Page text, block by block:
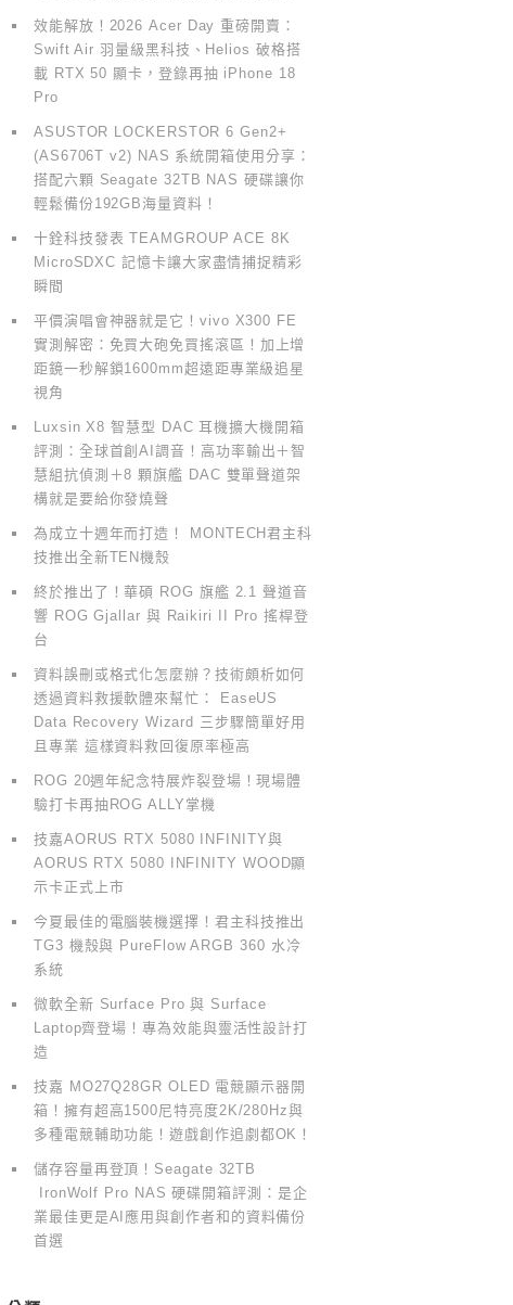
效能解放！2026 Acer Day 重磅開賣：
Swift Air 羽量級黑科技、Helios 破格搭
載 RTX 50 顯卡，登錄再抽 iPhone 18
Pro
ASUSTOR LOCKERSTOR 6 Gen2+
(AS6706T v2) NAS 系統開箱使用分享：
搭配六顆 Seagate 32TB NAS 硬碟讓你
輕鬆備份192GB海量資料！
十銓科技發表 TEAMGROUP ACE 8K
MicroSDXC 記憶卡讓大家盡情捕捉精彩
瞬間
平價演唱會神器就是它！vivo X300 FE
實測解密：免買大砲免買搖滾區！加上增
距鏡一秒解鎖1600mm超遠距專業級追星
視角
Luxsin X8 智慧型 DAC 耳機擴大機開箱
評測：全球首創AI調音！高功率輸出＋智
慧組抗偵測＋8 顆旗艦 DAC 雙單聲道架
構就是要給你發燒聲
為成立十週年而打造！ MONTECH君主科
技推出全新TEN機殼
終於推出了！華碩 ROG 旗艦 2.1 聲道音
響 ROG Gjallar 與 Raikiri II Pro 搖桿登
台
資料誤刪或格式化怎麼辦？技術頗析如何
透過資料救援軟體來幫忙： EaseUS
Data Recovery Wizard 三步驟簡單好用
且專業 這樣資料救回復原率極高
ROG 20週年紀念特展炸裂登場！現場體
驗打卡再抽ROG ALLY掌機
技嘉AORUS RTX 5080 INFINITY與
AORUS RTX 5080 INFINITY WOOD顯
示卡正式上市
今夏最佳的電腦裝機選擇！君主科技推出
TG3 機殼與 PureFlow ARGB 360 水冷
系統
微軟全新 Surface Pro 與 Surface
Laptop齊登場！專為效能與靈活性設計打
造
技嘉 MO27Q28GR OLED 電競顯示器開
箱！擁有超高1500尼特亮度2K/280Hz與
多種電競輔助功能！遊戲創作追劇都OK！
儲存容量再登頂！Seagate 32TB
IronWolf Pro NAS 硬碟開箱評測：是企
業最佳更是AI應用與創作者和的資料備份
首選